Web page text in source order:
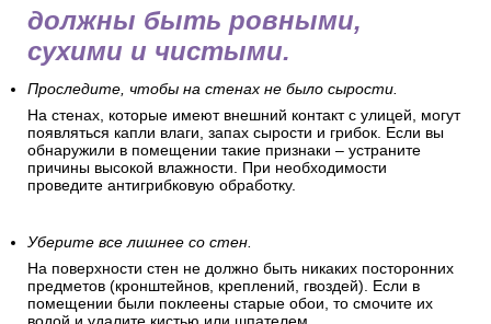
Перед оклеиванием обоев
позаботьтесь о подготовке
помещения и поверхности
стен. Стены в комнате
должны быть ровными,
сухими и чистыми.
На стенах, которые имеют внешний контакт с улицей, могут
появляться капли влаги, запах сырости и грибок. Если вы
обнаружили в помещении такие признаки – устраните
причины высокой влажности. При необходимости
проведите антигрибковую обработку.